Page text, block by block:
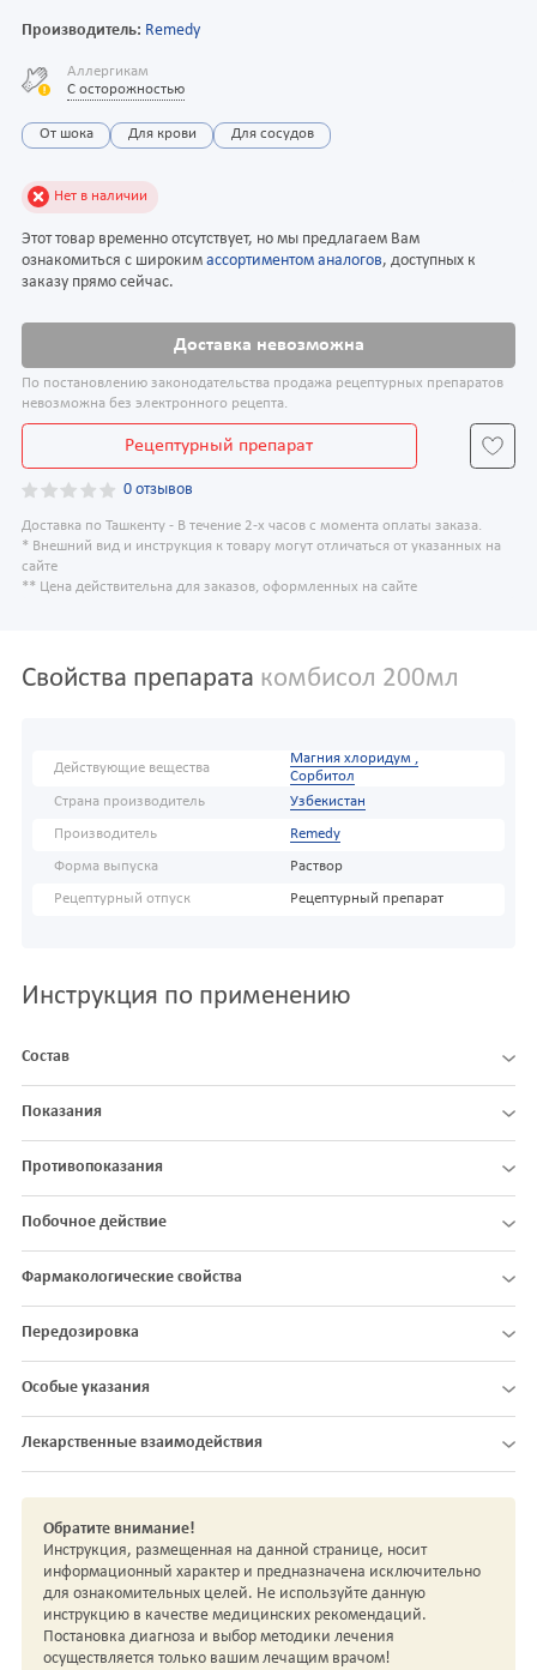
Производитель: Remedy
Аллергикам
С осторожностью
От шока Для крови Для сосудов
Нет в наличии
Этот товар временно отсутствует, но мы предлагаем Вам
ознакомиться с широким ассортиментом аналогов, доступных к
заказу прямо сейчас.
Доставка невозможна
По постановлению законодательства продажа рецептурных препаратов
невозможна без электронного рецепта.
Рецептурный препарат
0 отзывов
Доставка по Ташкенту - В течение 2-х часов с момента оплаты заказа.
* Внешний вид и инструкция к товару могут отличаться от указанных на
сайте
** Цена действительна для заказов, оформленных на сайте
Свойства препарата комбисол 200мл
Действующие вещества
Магния хлоридум ,
Сорбитол
Страна производитель
Узбекистан
Производитель Remedy
Форма выпуска Раствор
Рецептурный отпуск Рецептурный препарат
Инструкция по применению
Состав
Показания
Противопоказания
Побочное действие
Фармакологические свойства
Передозировка
Особые указания
Лекарственные взаимодействия
Обратите внимание!
Инструкция, размещенная на данной странице, носит
информационный характер и предназначена исключительно
для ознакомительных целей. Не используйте данную
инструкцию в качестве медицинских рекомендаций.
Постановка диагноза и выбор методики лечения
осуществляется только вашим лечащим врачом!